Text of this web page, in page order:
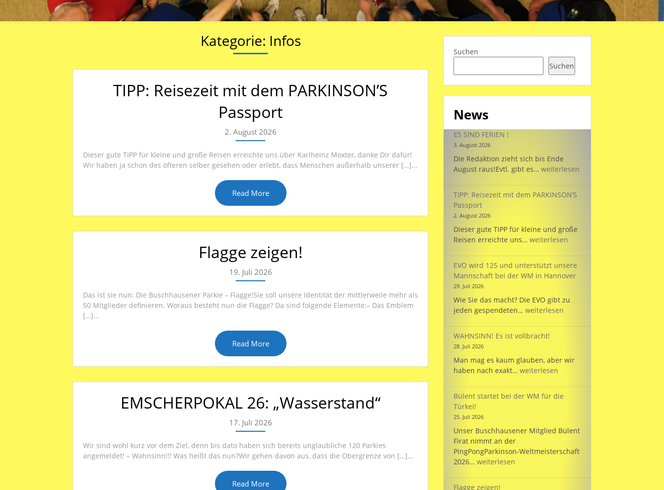
Kategorie: Infos
TIPP: Reisezeit mit dem PARKINSON’S
Passport
2. August 2026
Dieser gute TIPP für kleine und große Reisen erreichte uns über Karlheinz Moxter, danke Dir dafür!
Wir haben ja schon des öfteren selber gesehen oder erlebt, dass Menschen außerhalb unserer […]...
Read More
Flagge zeigen!
19. Juli 2026
Das ist sie nun: Die Buschhausener Parkie – Flagge!Sie soll unsere Identität der mittlerweile mehr als
50 Mitglieder definieren. Woraus besteht nun die Flagge? Da sind folgende Elemente:– Das Emblem
[…]...
Read More
EMSCHERPOKAL 26: „Wasserstand“
17. Juli 2026
Wir sind wohl kurz vor dem Ziel, denn bis dato haben sich bereits unglaubliche 120 Parkies
angemeldet! – Wahnsinn!!! Was heißt das nun?Wir gehen davon aus, dass die Obergrenze von […]...
Read More
Suchen
Suchen
News
ES SIND FERIEN !
3. August 2026
Die Redaktion zieht sich bis Ende
August raus!Evtl. gibt es… ES
!
weiterlesen
TIPP: Reisezeit mit dem PARKINSON’S
Passport
2. August 2026
Dieser gute TIPP für kleine und große
Reisen erreichte uns… TIPP:
dem
PARKINSON’S
weiterlesen
EVO wird 125 und unterstützt unsere
Mannschaft bei der WM in Hannover
29. Juli 2026
Wie Sie das macht? Die EVO gibt zu
jeden gespendeten… EVO
und
unsere
Mannschaft
der
weiterlesen
WAHNSINN! Es ist vollbracht!
28. Juli 2026
Man mag es kaum glauben, aber wir
haben nach exakt… WAHNSINN!
vollbracht!
weiterlesen
Bülent startet bei der WM für die
Türkei!
25. Juli 2026
Unser Buschhausener Mitglied Bülent
Firat nimmt an der
PingPongParkinson-Weltmeisterschaft
2026… Bülent
weiterlesen
Flagge zeigen!